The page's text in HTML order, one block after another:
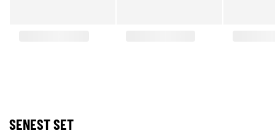
SENEST SET